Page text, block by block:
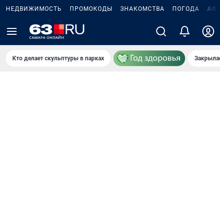
НЕДВИЖИМОСТЬ ПРОМОКОДЫ ЗНАКОМСТВА ПОГОДА
Кто делает скульптуры в парках